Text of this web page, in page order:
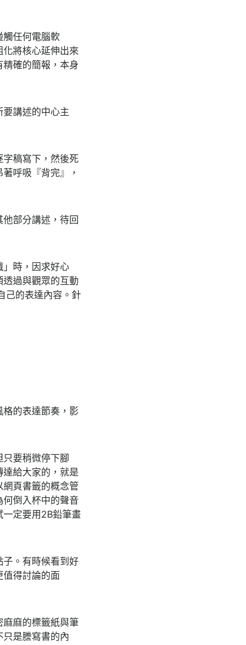
觸任何電腦軟
將核心延伸出來
確的簡報，本身
講述的中心主
字稿寫下，然後死
呼吸『背完』，
部分講述，待回
」時，因求好心
過與觀眾的互動
己的表達內容。針
的表達節奏，影
只要稍微停下腳
給大家的，就是
網頁書籤的概念管
倒入杯中的聲音
一定要用2B鉛筆畫
子。有時候看到好
值得討論的面
麻的標籤紙與筆
是謄寫書的內